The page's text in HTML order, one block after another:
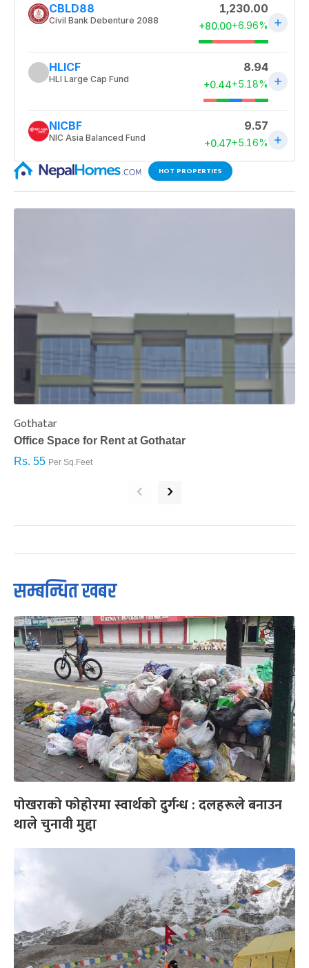
HOT PROPERTIES
Gothatar
Office Space for Rent at Gothatar
Rs. 55 Per Sq.Feet
‹ ›
सम्बन्धित खबर
पोखराको फोहोरमा स्वार्थको दुर्गन्ध : दलहरूले बनाउन
थाले चुनावी मुद्दा